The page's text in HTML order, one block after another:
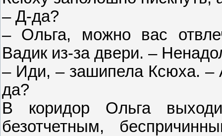
– Д-да?
– Ольга, можно вас
Вадик из-за двери. –
– Иди, – зашипела Ксюха. –
да?
В коридор Ольга
безотчетным,